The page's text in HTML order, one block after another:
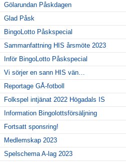
Gölarundan Påskdagen
Glad Påsk
BingoLotto Påskspecial
Sammanfattning HIS årsmöte 2023
Inför BingoLotto Påskspecial
Vi sörjer en sann HIS vän…
Reportage GÅ-fotboll
Folkspel intjänat 2022 Högadals IS
Information Bingolottsförsäljning
Fortsatt sponsring!
Medlemskap 2023
Spelschema A-lag 2023